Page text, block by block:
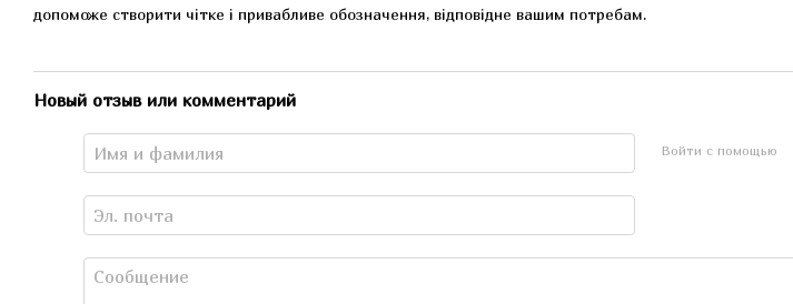
допоможе створити чітке і привабливе обозначення, відповідне вашим потребам.
Новый отзыв или комментарий
Войти с помощью